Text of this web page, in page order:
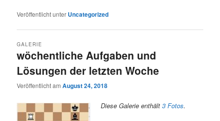
Veröffentlicht unter Uncategorized
wöchentliche Aufgaben und
Lösungen der letzten Woche
GALERIE
Veröffentlicht amAugust 24, 2018
Diese Galerie enthält3 Fotos.